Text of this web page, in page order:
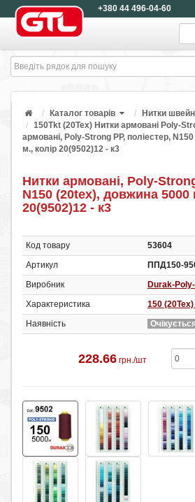
+380 44 496-04-60
Каталог товарів
Нитки
150Tkt (20Tex) Нитки армовані Poly-
армовані, Poly-Strong PP, поліестер,
м., колір 20(9502)12 - к3
Нитки армовані, Poly-
N150 (20tex), довжина 5000
20(9502)12 - к3
Код товару
53604
Артикул
ППД150-
Виробник
Durak-
Характеристика
150
Наявність
Очікується
228.66 грн./шт